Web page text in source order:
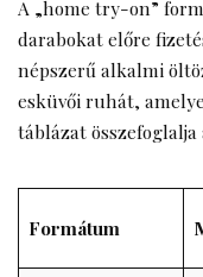
A „home try-on”
darabokat előre
népszerű alkalmi
esküvői ruhát,
táblázat
Formátum